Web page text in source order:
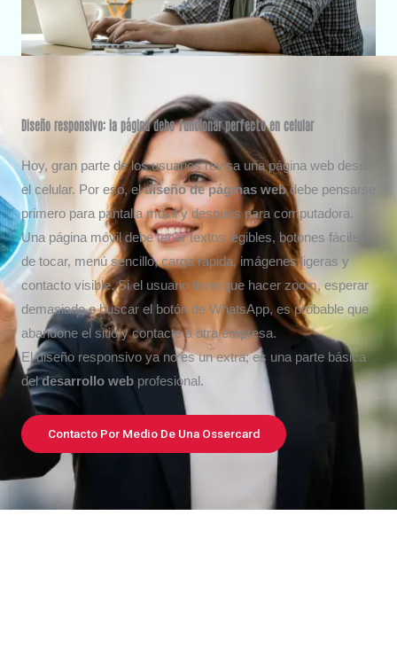
Diseño responsivo: la página debe funcionar perfecto en celular
Hoy, gran parte de los usuarios revisa una página web desde
el celular. Por eso, eldiseño de páginas webdebe pensarse
primero para pantalla móvil y después para computadora.
Una página móvil debe tener textos legibles, botones fáciles
de tocar, menú sencillo, carga rápida, imágenes ligeras y
contacto visible. Si el usuario tiene que hacer zoom, esperar
demasiado o buscar el botón de WhatsApp, es probable que
abandone el sitio y contacte a otra empresa.
El diseño responsivo ya no es un extra; es una parte básica
deldesarrollo web profesional.
Contacto Por Medio De Una Ossercard